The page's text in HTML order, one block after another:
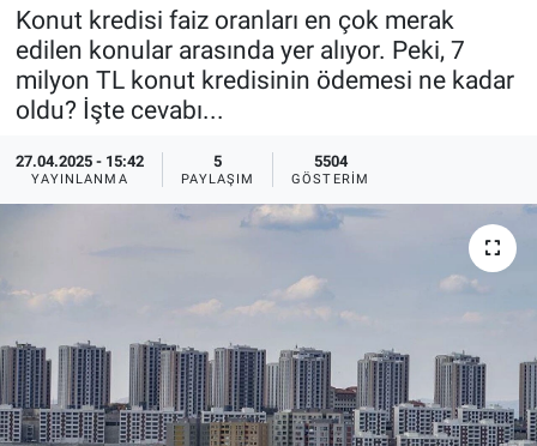
Konut kredisi faiz oranları en çok merak
edilen konular arasında yer alıyor. Peki, 7
milyon TL konut kredisinin ödemesi ne kadar
oldu? İşte cevabı...
27.04.2025 - 15:42
YAYINLANMA
5
PAYLAŞIM
5504
GÖSTERIM
Dünya
Ege Saati
Ege'den Esintiler
Eğlence
Ekonomi
Forum
Spor
Yayın Akışı
İletişim
Son Dakika Haberleri
Haber Arşivi